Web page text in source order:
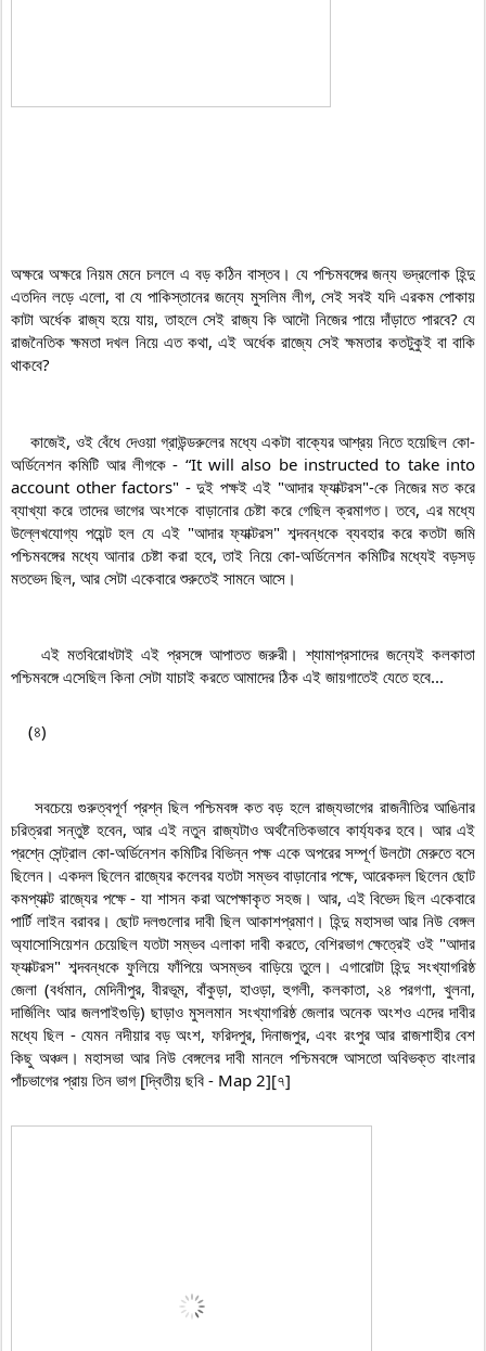
অক্ষরে অক্ষরে নিয়ম মেনে চললে এ বড় কঠিন বাস্তব। যে পশ্চিমবঙ্গের জন্য ভদ্রলোক হিন্দু
এতদিন লড়ে এলো, বা যে পাকিস্তানের জন্যে মুসলিম লীগ, সেই সবই যদি এরকম পোকায়
কাটা অর্ধেক রাজ্য হয়ে যায়, তাহলে সেই রাজ্য কি আদৌ নিজের পায়ে দাঁড়াতে পারবে? যে
রাজনৈতিক ক্ষমতা দখল নিয়ে এত কথা, এই অর্ধেক রাজ্যে সেই ক্ষমতার কতটুকুই বা বাকি
থাকবে?
    কাজেই, ওই বেঁধে দেওয়া গ্রাউন্ডরুলের মধ্যে একটা বাক্যের আশ্রয় নিতে হয়েছিল কো-
অর্ডিনেশন কমিটি আর লীগকে - “It will also be instructed to take into
account other factors" - দুই পক্ষই এই "আদার ফ্যাক্টরস"-কে নিজের মত করে
ব্যাখ্যা করে তাদের ভাগের অংশকে বাড়ানোর চেষ্টা করে গেছিল ক্রমাগত। তবে, এর মধ্যে
উল্লেখযোগ্য পয়েন্ট হল যে এই "আদার ফ্যাক্টরস" শব্দবন্ধকে ব্যবহার করে কতটা জমি
পশ্চিমবঙ্গের মধ্যে আনার চেষ্টা করা হবে, তাই নিয়ে কো-অর্ডিনেশন কমিটির মধ্যেই বড়সড়
মতভেদ ছিল, আর সেটা একেবারে শুরুতেই সামনে আসে।
পশ্চিমবঙ্গে এসেছিল কিনা সেটা যাচাই করতে আমাদের ঠিক এই জায়গাতেই যেতে হবে...
চরিত্ররা সন্তুষ্ট হবেন, আর এই নতুন রাজ্যটাও অর্থনৈতিকভাবে কার্য্যকর হবে। আর এই
প্রশ্নে সেন্ট্রাল কো-অর্ডিনেশন কমিটির বিভিন্ন পক্ষ একে অপরের সম্পূর্ণ উলটো মেরুতে বসে
ছিলেন। একদল ছিলেন রাজ্যের কলেবর যতটা সম্ভব বাড়ানোর পক্ষে, আরেকদল ছিলেন ছোট
কমপ্যাক্ট রাজ্যের পক্ষে - যা শাসন করা অপেক্ষাকৃত সহজ। আর, এই বিভেদ ছিল একেবারে
পার্টি লাইন বরাবর। ছোট দলগুলোর দাবী ছিল আকাশপ্রমাণ। হিন্দু মহাসভা আর নিউ বেঙ্গল
অ্যাসোসিয়েশন চেয়েছিল যতটা সম্ভব এলাকা দাবী করতে, বেশিরভাগ ক্ষেত্রেই ওই "আদার
ফ্যাক্টরস" শব্দবন্ধকে ফুলিয়ে ফাঁপিয়ে অসম্ভব বাড়িয়ে তুলে। এগারোটা হিন্দু সংখ্যাগরিষ্ঠ
জেলা (বর্ধমান, মেদিনীপুর, বীরভূম, বাঁকুড়া, হাওড়া, হুগলী, কলকাতা, ২৪ পরগণা, খুলনা,
দার্জিলিং আর জলপাইগুড়ি) ছাড়াও মুসলমান সংখ্যাগরিষ্ঠ জেলার অনেক অংশও এদের দাবীর
মধ্যে ছিল - যেমন নদীয়ার বড় অংশ, ফরিদপুর, দিনাজপুর, এবং রংপুর আর রাজশাহীর বেশ
কিছু অঞ্চল। মহাসভা আর নিউ বেঙ্গলের দাবী মানলে পশ্চিমবঙ্গে আসতো অবিভক্ত বাংলার
পাঁচভাগের প্রায় তিন ভাগ [দ্বিতীয় ছবি - Map 2][৭]